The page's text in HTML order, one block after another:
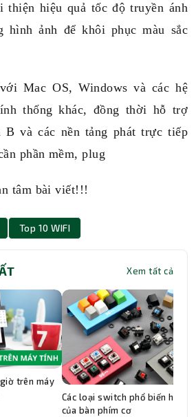
thiện hiệu quả tốc độ truyền ánh
hình ảnh để khôi phục màu sắc
Mac OS, Windows và các hệ
thống khác, đồng thời hỗ trợ
B và các nền tảng phát trực tiếp
phần mềm, plug
tâm bài viết!!!
Top 10 WIFI
Xem tất cả
trên máy
Các loại switch phổ biến hiện
của bàn phím cơ